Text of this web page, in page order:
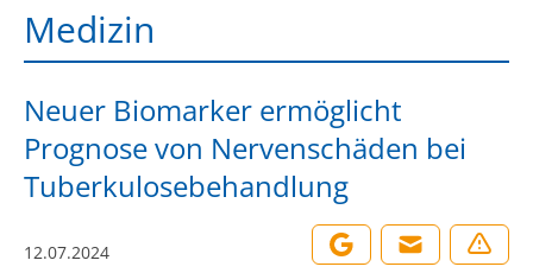
Medizin
Neuer Biomarker ermöglicht
Prognose von Nervenschäden bei
Tuberkulosebehandlung
12.07.2024